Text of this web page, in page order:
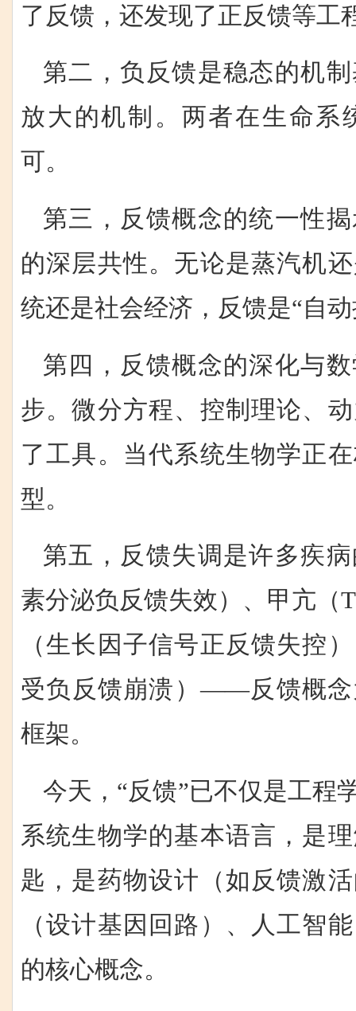
了反馈，还发现了正反馈等工
第二，负反馈是稳态的机
放大的机制。两者在生命系
可。
第三，反馈概念的统一性
的深层共性。无论是蒸汽机
统还是社会经济，反馈是“自
第四，反馈概念的深化与
步。微分方程、控制理论、
了工具。当代系统生物学正
型。
第五，反馈失调是许多疾
素分泌负反馈失效）、甲亢（
（生长因子信号正反馈失控
受负反馈崩溃）——反馈概念
框架。
今天，“反馈”已不仅是工程
系统生物学的基本语言，是
匙，是药物设计（如反馈激
（设计基因回路）、人工智
的核心概念。